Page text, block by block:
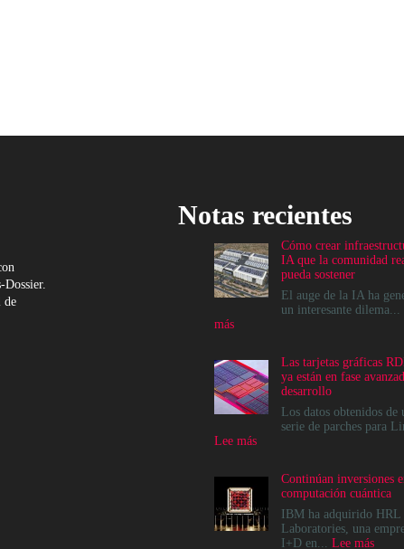
Dossier.
de
Notas recientes
Cómo crear
IA que la comunidad
pueda sostener
El auge de la IA ha
un interesante dilema...
más:
infraestructuras
de
IA
que
comunidad
Las tarjetas gráficas
ya están en fase
desarrollo
Los datos obtenidos de
serie de parches para
Lee más:
gráficas
RDNA
5
ya
Continúan inversiones
computación cuántica
IBM ha adquirido HRL
Laboratories, una
I+D en... Lee más: